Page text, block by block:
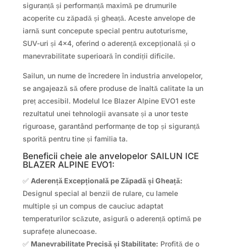
siguranță și performanță maximă pe drumurile
acoperite cu zăpadă și gheață. Aceste anvelope de
iarnă sunt concepute special pentru autoturisme,
SUV-uri și 4×4, oferind o aderență excepțională și o
manevrabilitate superioară în condiții dificile.
Sailun, un nume de încredere în industria anvelopelor,
se angajează să ofere produse de înaltă calitate la un
preț accesibil. Modelul Ice Blazer Alpine EVO1 este
rezultatul unei tehnologii avansate și a unor teste
riguroase, garantând performanțe de top și siguranță
sporită pentru tine și familia ta.
Beneficii cheie ale anvelopelor SAILUN ICE
BLAZER ALPINE EVO1:
✅ Aderență Excepțională pe Zăpadă și Gheață:
Designul special al benzii de rulare, cu lamele
multiple și un compus de cauciuc adaptat
temperaturilor scăzute, asigură o aderență optimă pe
suprafețe alunecoase.
✅ Manevrabilitate Precisă și Stabilitate: Profită de o